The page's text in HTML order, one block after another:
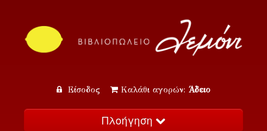
Είσοδος Καλάθι αγορών: Άδειο
Πλοήγηση